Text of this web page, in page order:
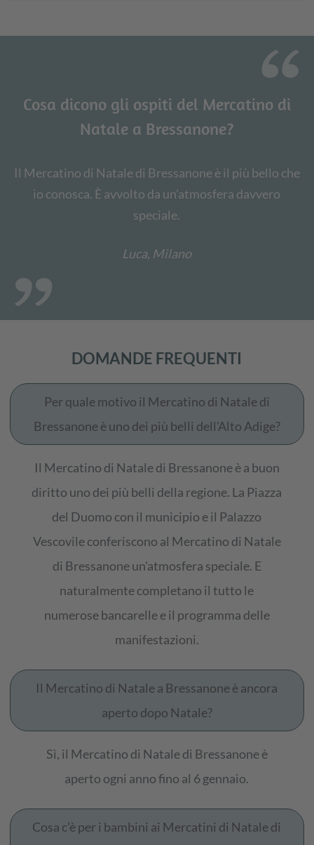
Cosa dicono gli ospiti del Mercatino di
Natale a Bressanone?
Il Mercatino di Natale di Bressanone è il più bello che
io conosca. È avvolto da un'atmosfera davvero
speciale.
Luca, Milano
DOMANDE FREQUENTI
Per quale motivo il Mercatino di Natale di
Bressanone è uno dei più belli dell'Alto Adige?
Il Mercatino di Natale di Bressanone è a buon
diritto uno dei più belli della regione. La Piazza
del Duomo con il municipio e il Palazzo
Vescovile conferiscono al Mercatino di Natale
di Bressanone un'atmosfera speciale. E
naturalmente completano il tutto le
numerose bancarelle e il programma delle
manifestazioni.
Il Mercatino di Natale a Bressanone è ancora
aperto dopo Natale?
Sì, il Mercatino di Natale di Bressanone è
aperto ogni anno fino al 6 gennaio.
Cosa c'è per i bambini ai Mercatini di Natale di